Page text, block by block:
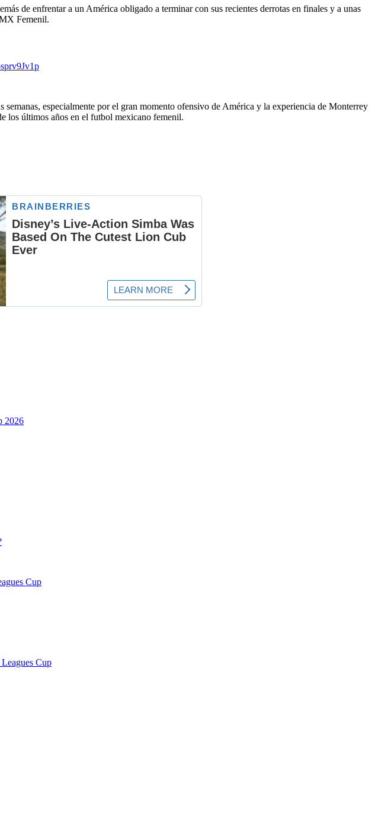
de enfrentar a un América obligado a terminar con sus recientes derrotas en finales y a unas
Femenil.
especialmente por el gran momento ofensivo de América y la experiencia de Monterrey
los últimos años en el futbol mexicano femenil.
2026
Cup
Cup